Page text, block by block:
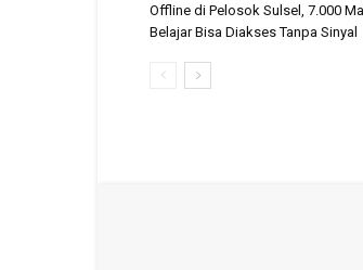
Offline di Pelosok Sulsel, 7.000
Belajar Bisa Diakses Tanpa Sinyal